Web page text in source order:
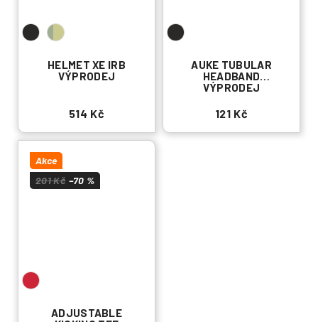
HELMET XE IRB
VÝPRODEJ
514 Kč
AUKE TUBULAR
HEADBAND
VÝPRODEJ
121 Kč
Akce
201 Kč –70 %
ADJUSTABLE